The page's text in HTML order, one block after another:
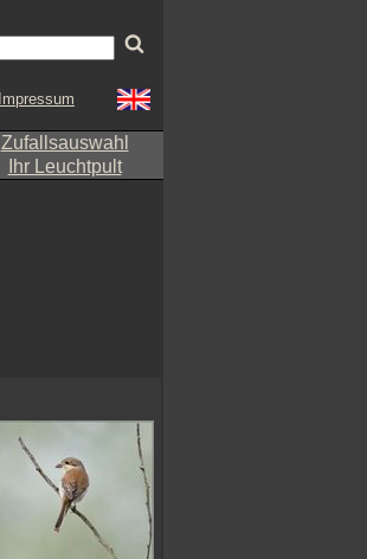
Impressum
Zufallsauswahl
Ihr Leuchtpult